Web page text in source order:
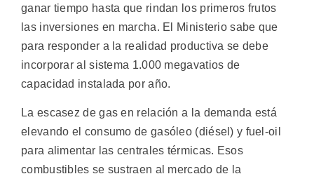
ganar tiempo hasta que rindan los primeros frutos
las inversiones en marcha. El Ministerio sabe que
para responder a la realidad productiva se debe
incorporar al sistema 1.000 megavatios de
capacidad instalada por año.
La escasez de gas en relación a la demanda está
elevando el consumo de gasóleo (diésel) y fuel-oil
para alimentar las centrales térmicas. Esos
combustibles se sustraen al mercado de la